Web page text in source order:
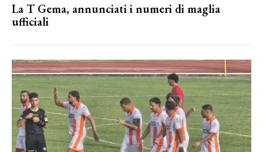
La T Gema, annunciati i numeri di maglia
ufficiali